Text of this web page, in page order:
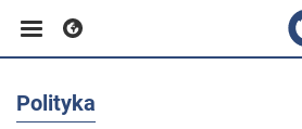
Biznes
Polityka